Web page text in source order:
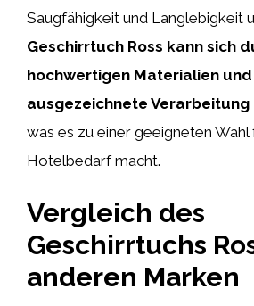
Saugfähigkeit und Langlebigkeit
Geschirrtuch Ross kann sich
hochwertigen Materialien und
ausgezeichnete Verarbeitung
was es zu einer geeigneten Wahl
Hotelbedarf macht.
Vergleich des
Geschirrtuchs
anderen Marken